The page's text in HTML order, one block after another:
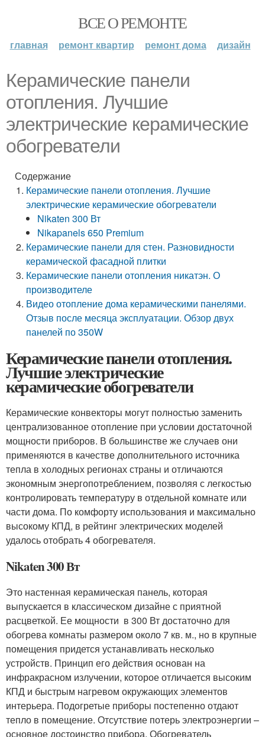
ВСЕ О РЕМОНТЕ
главная ремонт квартир ремонт дома дизайн
Керамические панели
отопления. Лучшие
электрические керамические
обогреватели
Содержание
Керамические панели отопления. Лучшие
электрические керамические обогреватели
Nikaten 300 Вт
Nikapanels 650 Premium
Керамические панели для стен. Разновидности
керамической фасадной плитки
Керамические панели отопления никатэн. О
производителе
Видео отопление дома керамическими панелями.
Отзыв после месяца эксплуатации. Обзор двух
панелей по 350W
Керамические панели отопления.
Лучшие электрические
керамические обогреватели
Керамические конвекторы могут полностью заменить
централизованное отопление при условии достаточной
мощности приборов. В большинстве же случаев они
применяются в качестве дополнительного источника
тепла в холодных регионах страны и отличаются
экономным энергопотреблением, позволяя с легкостью
контролировать температуру в отдельной комнате или
части дома. По комфорту использования и максимально
высокому КПД, в рейтинг электрических моделей
удалось отобрать 4 обогревателя.
Nikaten 300 Вт
Это настенная керамическая панель, которая
выпускается в классическом дизайне с приятной
расцветкой. Ее мощности в 300 Вт достаточно для
обогрева комнаты размером около 7 кв. м., но в крупные
помещения придется устанавливать несколько
устройств. Принцип его действия основан на
инфракрасном излучении, которое отличается высоким
КПД и быстрым нагревом окружающих элементов
интерьера. Подогретые приборы постепенно отдают
тепло в помещение. Отсутствие потерь электроэнергии –
основное достоинство прибора. Обогреватель